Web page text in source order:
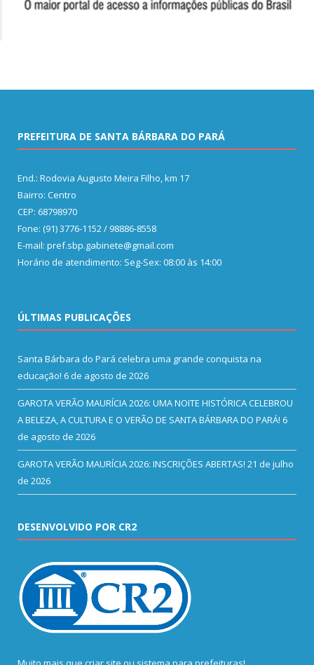
PREFEITURA DE SANTA BÁRBARA DO PARÁ
End.: Rodovia Augusto Meira Filho, km 17
Bairro: Centro
CEP: 68798970
Fone: (91) 3776-1152 / 98886-8558
E-mail: pref.sbp.gabinete@gmail.com
Horário de atendimento: Seg-Sex: 08:00 às 14:00
ÚLTIMAS PUBLICAÇÕES
Santa Bárbara do Pará celebra uma grande conquista na
educação! 6 de agosto de 2026
GAROTA VERÃO MAURÍCIA 2026: UMA NOITE HISTÓRICA CELEBROU
A BELEZA, A CULTURA E O VERÃO DE SANTA BÁRBARA DO PARÁ! 6
de agosto de 2026
GAROTA VERÃO MAURÍCIA 2026: INSCRIÇÕES ABERTAS! 21 de julho
de 2026
DESENVOLVIDO POR CR2